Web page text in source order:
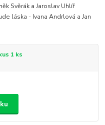
Svěrák a Jaroslav Uhlíř
láska - Ivana Andrlová a Jan
1 ks